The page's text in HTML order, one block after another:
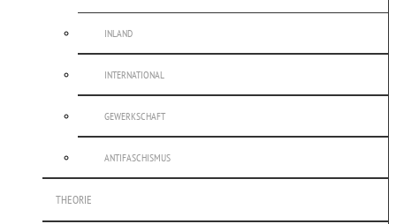
INLAND
INTERNATIONAL
GEWERKSCHAFT
ANTIFASCHISMUS
THEORIE